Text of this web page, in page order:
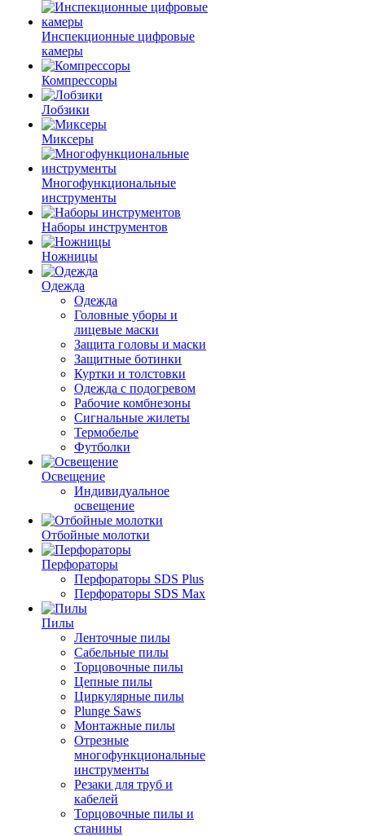
Инспекционные цифровые
камеры
Компрессоры
Лобзики
Миксеры
Многофункциональные
инструменты
Наборы инструментов
Ножницы
Одежда
Одежда
Головные уборы и
лицевые маски
Защита головы и маски
Защитные ботинки
Куртки и толстовки
Одежда с подогревом
Рабочие комбнезоны
Сигнальные жилеты
Термобелье
Футболки
Освещение
Индивидуальное
освещение
Отбойные молотки
Перфораторы
Перфораторы SDS Plus
Перфораторы SDS Max
Пилы
Ленточные пилы
Сабельные пилы
Торцовочные пилы
Цепные пилы
Циркулярные пилы
Plunge Saws
Монтажные пилы
Отрезные
многофункциональные
инструменты
Резаки для труб и
кабелей
Торцовочные пилы и
станины